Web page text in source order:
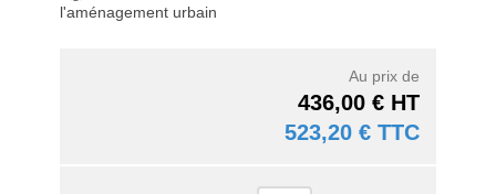
l'aménagement urbain
Au prix de
436,00 € HT
523,20 € TTC